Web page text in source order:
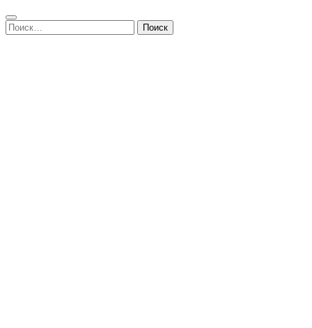
Найти: